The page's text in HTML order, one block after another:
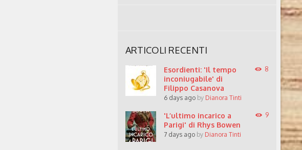
ARTICOLI RECENTI
Esordienti: 'Il tempo
inconiugabile' di
Filippo Casanova
6 days ago by Dianora Tinti
8
'L’ultimo incarico a
Parigi' di Rhys Bowen
7 days ago by Dianora Tinti
9